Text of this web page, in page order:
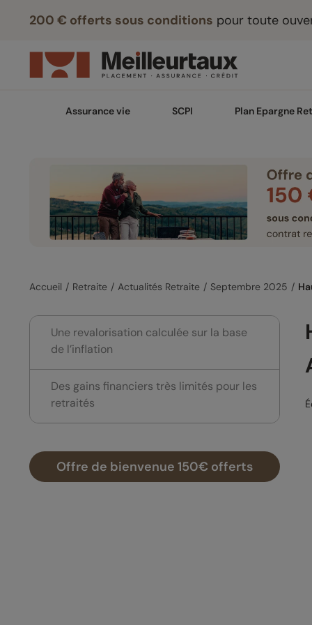
200 € offerts sous conditions pour toute
Assurance vie SCPI Plan Epargne
Accueil Retraite Actualités Retraite Septembre 2025
Une revalorisation calculée sur la base
de l’inflation
Des gains financiers très limités pour les
retraités
Offre de bienvenue 150€ offerts